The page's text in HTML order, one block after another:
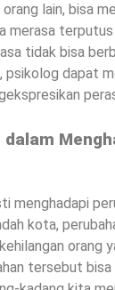
lain, bisa
merasa
tidak bisa
psikolog dapat
dalam
menghadapi
kota,
orang
tersebut bisa